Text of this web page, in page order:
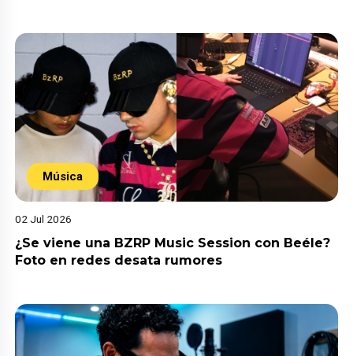
Música
02 Jul 2026
¿Se viene una BZRP Music Session con Beéle?
Foto en redes desata rumores